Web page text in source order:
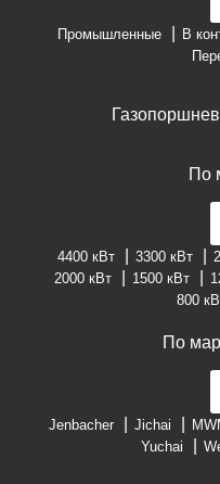
Промышленные В
По
4400 кВт 3300 кВт
2000 кВт
1500 кВт
800
По
Jenbacher Jichai
Yuchai